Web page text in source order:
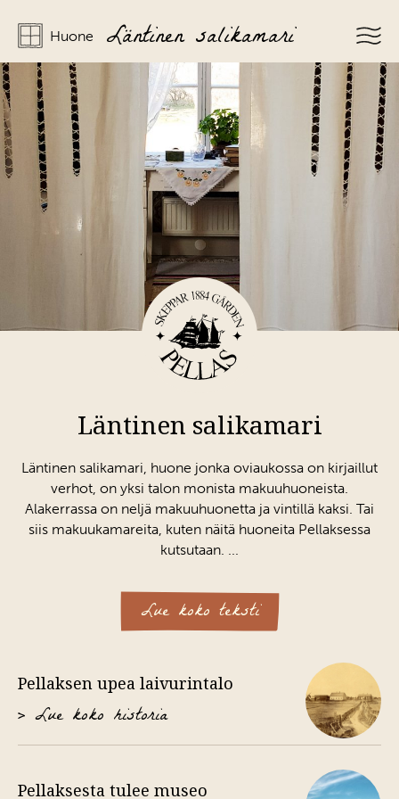
Huone Läntinen salikamari
Läntinen salikamari
Läntinen salikamari, huone jonka oviaukossa on kirjaillut
verhot, on yksi talon monista makuuhuoneista.
Alakerrassa on neljä makuuhuonetta ja vintillä kaksi. Tai
siis makuukamareita, kuten näitä huoneita Pellaksessa
kutsutaan. ...
Kun perheen useamman sukupolven piti tulla toimeen
saman katon alla, joskus paikalla oli jopa kolme
perheenjäsenet ja itäiseen osaan asettuivat nuoremmat.
Talon läntistä osaa on myös vuokrattu kesävieraille
silloin, kun puolet talosta oli tyhjänä. Talo jaettiin Irene
Erikssonin kuoleman jälkeen, ja Erik Petterin pojanpoika
Peder Eriksson osti Pellaksen länsipuolen huutokaupassa
Lue koko teksti
Pellaksen upea laivurintalo
> Lue koko historia
Pellaksesta tulee museo